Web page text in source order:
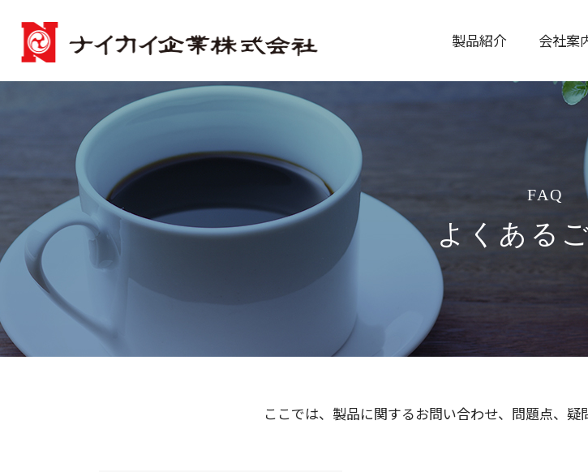
製品紹介 会社案
FAQ
よくある
ここでは、製品に関するお問い合わせ、問題点、疑